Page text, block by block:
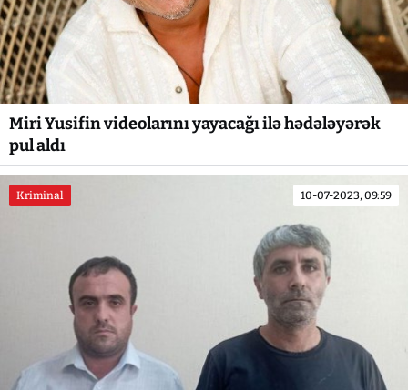
Miri Yusifin videolarını yayacağı ilə hədələyərək
pul aldı
Kriminal 10-07-2023, 09:59